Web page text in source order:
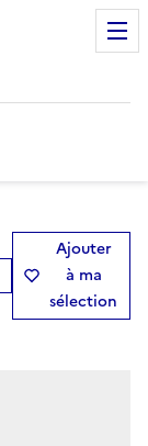
Ajouter
à ma
sélection